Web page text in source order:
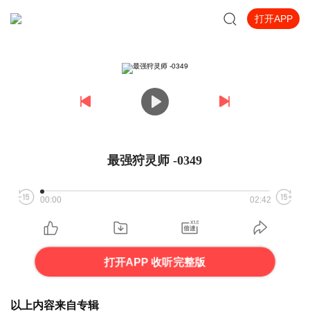
打开APP
最强狩灵师 -0349
00:00 02:42
打开APP 收听完整版
以上内容来自专辑